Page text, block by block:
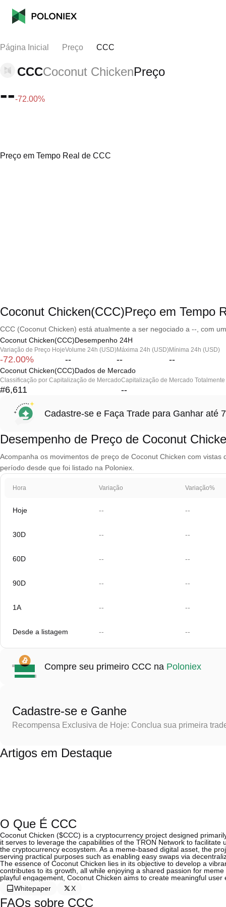
Página Inicial Preço CCC
CCCCoconut ChickenPreço
---72.00%
Preço em Tempo Real de CCC
Coconut Chicken(CCC)Preço em Tempo
CCC (Coconut Chicken) está atualmente a ser negociado a --, com
Coconut Chicken(CCC)Desempenho 24H
Variação de Preço Hoje
-72.00%
Volume 24h (USD)
--
Máxima 24h (USD)
--
Mínima 24h (USD)
--
Coconut Chicken(CCC)Dados de Mercado
Classificação por Capitalização de Mercado
#6,611
Capitalização de Mercado
--
Cadastre-se e Faça Trade para Ganhar até
Desempenho de Preço de Coconut
Acompanha os movimentos de preço de Coconut Chicken com
período desde que foi listado na Poloniex.
Hora Variação Variação%
Hoje -- --
30D -- --
60D -- --
90D -- --
1A -- --
Desde a listagem -- --
Compre seu primeiro CCC na Poloniex
Cadastre-se e Ganhe
Recompensa Exclusiva de Hoje: Conclua sua primeira
Artigos em Destaque
O Que É CCC
Coconut Chicken ($CCC) is a cryptocurrency project designed
it serves to leverage the capabilities of the TRON Network to
the cryptocurrency ecosystem. As a meme-based digital asset, the
serving practical purposes such as enabling easy swaps via
The essence of Coconut Chicken lies in its objective to develop a
contributes to its growth, all while enjoying a shared passion for
playful engagement, Coconut Chicken aims to create meaningful
Whitepaper
X
FAQs sobre CCC